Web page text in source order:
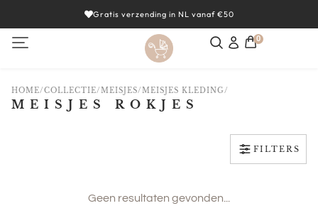
Gratis verzending in NL vanaf €50
0
HOME/COLLECTIE/MEISJES/MEISJES KLEDING/
MEISJES ROKJES
FILTERS
Geen resultaten gevonden...